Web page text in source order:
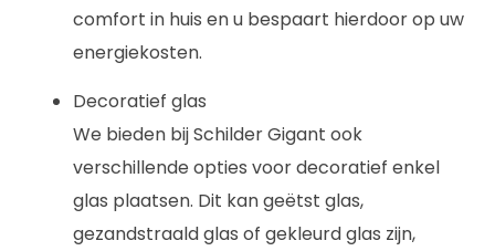
comfort in huis en u bespaart hierdoor op uw
energiekosten.
Decoratief glas
We bieden bij Schilder Gigant ook
verschillende opties voor decoratief enkel
glas plaatsen. Dit kan geëtst glas,
gezandstraald glas of gekleurd glas zijn,